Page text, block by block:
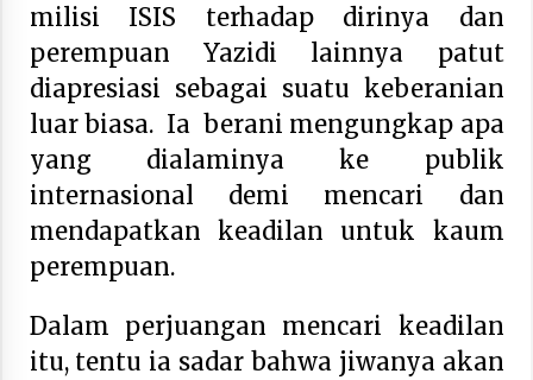
milisi ISIS terhadap dirinya dan
perempuan Yazidi lainnya patut
diapresiasi sebagai suatu keberanian
luar biasa. Ia berani mengungkap apa
yang dialaminya ke publik
internasional demi mencari dan
mendapatkan keadilan untuk kaum
perempuan.
Dalam perjuangan mencari keadilan
itu, tentu ia sadar bahwa jiwanya akan